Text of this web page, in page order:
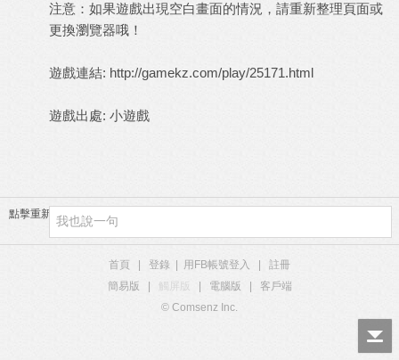
注意：如果遊戲出現空白畫面的情況，請重新整理頁面或
更換瀏覽器哦！
遊戲連結: http://gamekz.com/play/25171.html
遊戲出處: 小遊戲
點擊重新加載
首頁 登錄 用FB帳號登入
註冊
簡易版
觸屏版 電腦版
客戶端
© Comsenz Inc.